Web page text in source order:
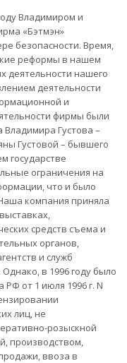
Владимиром и
«Бэтмэн»
безопасности. Время,
реформы в нашем
деятельности нашего
деятельности
и
фирмы были
Густова –
Густовой – бывшего
государстве
ограничения на
что и было
компания приняла
средств съема и
органов,
и служб
в 1996 году было
от 1 июля 1996 г. N
лиц, не
розыскной
производством,
ввоза в